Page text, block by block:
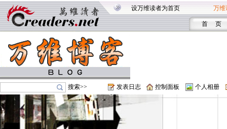
设万维读者为首页 万维
首 页
搜索>> 发表日志 控制面板 个人相册